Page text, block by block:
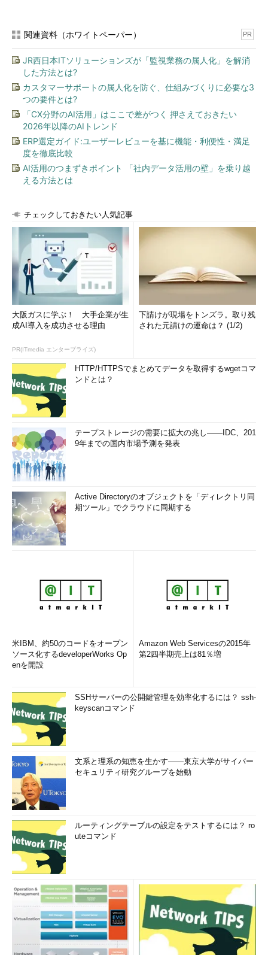
すぐに利用できる。UACが有効な場合は実行の許可を求めるダイ
アログが表示されるので、［はい］ボタンをクリックする。また
初回起動時にはライセンスに同意を求めるダイアログが表示され
るので（これはSysinternalsのツールに共通）、内容を確認後
［Yes］ボタンを選択する。
●自動ログオンの有効化
Autologonツールを起動すると次のようなダイアログが表示さ
れるので、自動ログオンで利用したいユーザーアカウントやドメ
イン名、パスワードを指定して、［Enable］ボタンをクリックす
る。
Autologonツール
Autologonツールを起動すると、このよ
うな、非常にシンプルな設定画面が表示
される。
（2）ドメインアカウントの場合はド
メイン名、ローカルコンピュータアカウ
パスワードを入力する。
（4）これをクリックすると、自動ロ
グオンが有効になる。
（5）これをクリックすると、自動ロ
グオンが無効になる。
ドメインのアカウントではなく、ローカルコンピュータ上のア
カウントでログオンしたければ、「Domain」欄にはドメイン名
ではなくローカルのコンピュータ名を指定する。
設定が成功すると、次のようなダイアログが表示される。な
お、この時点では、ユーザー名やパスワードなどが正しいかどう
かが、実際に（ドメインコントローラーに問い合わせるなどし
て）検証されているわけではない。間違ったアカウント情報であ
ってもシステムに登録されてしまうので注意していただきたい。
自動ログオンの有効化
自動ログオンが正しく設定されると、こ
のようなメッセージが表示される。
「ログオンを省略してWindows 2000を
利用できるようにするには（レジストリ
による設定法）」のような危険性はな
い。
自動ログオンを設定後、システムを再起動すると自動的にログ
オンして、ユーザーのデスクトップ画面が表示されるはずだ。も
しユーザー名やパスワードなどが違っていると、ログオン画面に
「ユーザー名またはパスワードが正しくありません」（これは
Windows 7の場合の例）のように表示される。そのような場合
は、［OK］ボタンをクリック後、通常の手順でログオンして、
再度Autologonコマンドを実行して設定する。
●自動ログオンの無効化
自動ログオンを無効にするには、先のAutologonのダイアログ
画面で［Disable］ボタンをクリックする。すると次のようなダ
イアログによって、無効になったことが表示される。
関連資料（ホワイトペーパー） PR
JR西日本ITソリューションズが「監視業務の属人化」を解消
した方法とは?
カスタマーサポートの属人化を防ぐ、仕組みづくりに必要な3
つの要件とは?
「CX分野のAI活用」はここで差がつく 押さえておきたい
2026年以降のAIトレンド
ERP選定ガイド:ユーザーレビューを基に機能・利便性・満足
度を徹底比較
AI活用のつまずきポイント 「社内データ活用の壁」を乗り越
える方法とは
チェックしておきたい人気記事
大阪ガスに学ぶ！ 大手企業が生
成AI導入を成功させる理由
PR(ITmedia エンタープライズ)
下請けが現場をトンズラ。取り残
された元請けの運命は？ (1/2)
HTTP/HTTPSでまとめてデータを取得するwgetコマ
ンドとは？
テープストレージの需要に拡大の兆し――IDC、201
9年までの国内市場予測を発表
Active Directoryのオブジェクトを「ディレクトリ同
期ツール」でクラウドに同期する
米IBM、約50のコードをオープン
ソース化するdeveloperWorks Op
enを開設
Amazon Web Servicesの2015年
第2四半期売上は81％増
SSHサーバーの公開鍵管理を効率化するには？ ssh-
keyscanコマンド
文系と理系の知恵を生かす――東京大学がサイバー
セキュリティ研究グループを始動
ルーティングテーブルの設定をテストするには？ ro
uteコマンド